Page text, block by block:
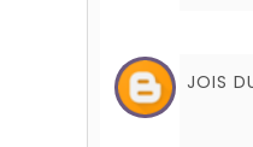
JOIS